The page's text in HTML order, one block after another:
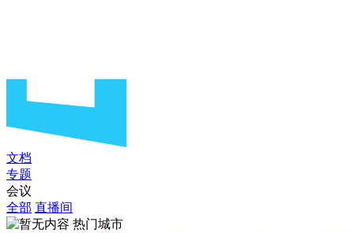
文档
专题
会议
全部 直播间
热门城市